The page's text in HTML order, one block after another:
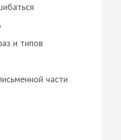
и типов
части